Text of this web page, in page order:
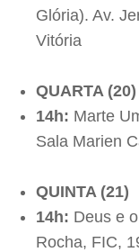
Glória). Av.
Vitória
QUARTA (20)
14h: Marte
Sala Marien
QUINTA (21)
14h: Deus e
Rocha, FIC,